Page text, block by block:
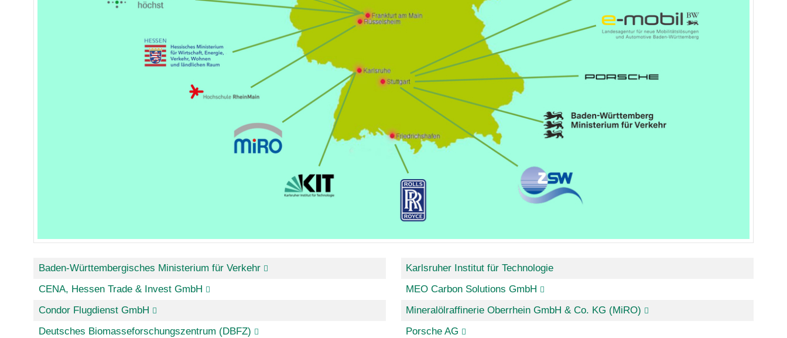
Baden-Württembergisches Ministerium für Verkehr
CENA, Hessen Trade & Invest GmbH
Condor Flugdienst GmbH
Deutsches Biomasseforschungszentrum (DBFZ)
Karlsruher Institut für Technologie
MEO Carbon Solutions GmbH
Mineralölraffinerie Oberrhein GmbH & Co. KG (MiRO)
Porsche AG